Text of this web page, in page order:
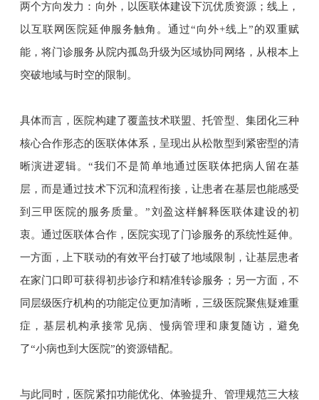
两个方向发力：向外，以医联体建设下沉优质资源；线上，
以互联网医院延伸服务触角。通过“向外+线上”的双重赋
能，将门诊服务从院内孤岛升级为区域协同网络，从根本上
突破地域与时空的限制。
具体而言，医院构建了覆盖技术联盟、托管型、集团化三种
核心合作形态的医联体体系，呈现出从松散型到紧密型的清
晰演进逻辑。“我们不是简单地通过医联体把病人留在基
层，而是通过技术下沉和流程衔接，让患者在基层也能感受
到三甲医院的服务质量。”刘盈这样解释医联体建设的初
衷。通过医联体合作，医院实现了门诊服务的系统性延伸。
一方面，上下联动的有效平台打破了地域限制，让基层患者
在家门口即可获得初步诊疗和精准转诊服务；另一方面，不
同层级医疗机构的功能定位更加清晰，三级医院聚焦疑难重
症，基层机构承接常见病、慢病管理和康复随访，避免
了“小病也到大医院”的资源错配。
与此同时，医院紧扣功能优化、体验提升、管理规范三大核